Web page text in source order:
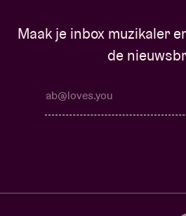
Maak je inbox muzikaler
de